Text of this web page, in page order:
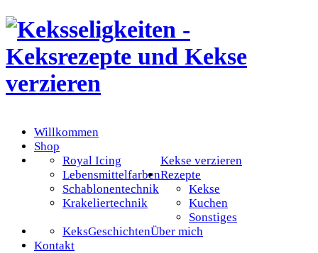
Willkommen
Shop
Kekse verzieren
Royal Icing
Lebensmittelfarben
Schablonentechnik
Krakeliertechnik
Rezepte
Kekse
Kuchen
Sonstiges
Über mich
KeksGeschichten
Kontakt